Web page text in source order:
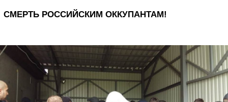
СМЕРТЬ РОССИЙСКИМ ОККУПАНТАМ!